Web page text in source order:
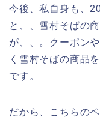
今後、私自身も、
と、、雪村そばの
が、、。クーポン
く雪村そばの商品
です。
だから、こちらの